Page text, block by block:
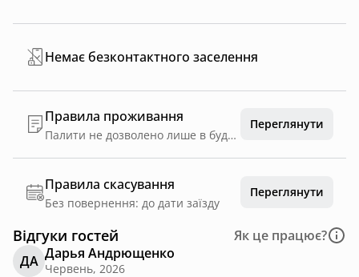
Немає безконтактного заселення
Правила проживання
Палити не дозволено лише в будинку, оскільки сам будиночок і меблі в ньому зроблені з дерева, яке має властивість поглинати запах
Переглянути
Правила скасування
Без повернення: до дати заїзду
Переглянути
Відгуки гостей
Як це працює?
ДА Дарья Андрющенко
Червень, 2026